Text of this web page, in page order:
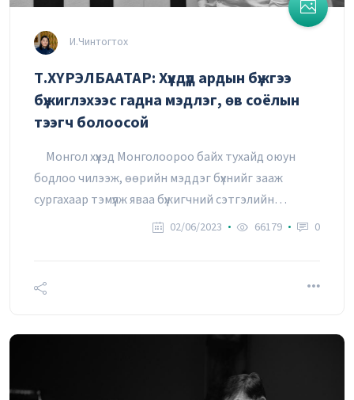
И.Чинтогтох
Т.ХҮРЭЛБААТАР: Хүүхдүүд ардын бүжгээ
бүжиглэхээс гадна мэдлэг, өв соёлын
тээгч болоосой
Монгол хүүхэд Монголоороо байх тухайд оюун
бодлоо чилээж, өөрийн мэддэг бүхнийг зааж
сургахаар тэмүүлж яваа бүжигчний сэтгэлийн
“чавхдас”-ыг хөндлөө.
02/06/2023 66179 0